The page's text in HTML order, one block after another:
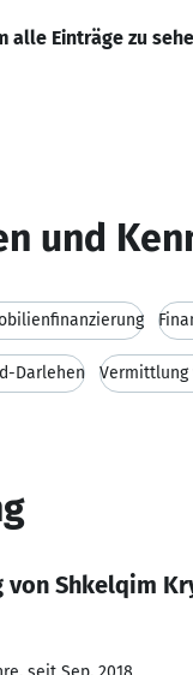
alle Einträge zu
und
Darlehen Vermittlung
von Shkelqim